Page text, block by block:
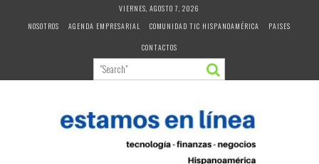
VIERNES, AGOSTO 7, 2026
NOSOTROS
AGENDA EMPRESARIAL COMUNIDAD TIC HISPANOAMÉRICA
PAISES
CONTACTOS